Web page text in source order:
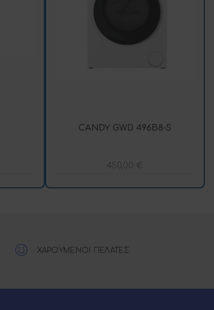
CANDY GWD 496B8-S
450,00 €
ΧΑΡΟΥΜΕΝΟΙ ΠΕΛΑΤΕΣ